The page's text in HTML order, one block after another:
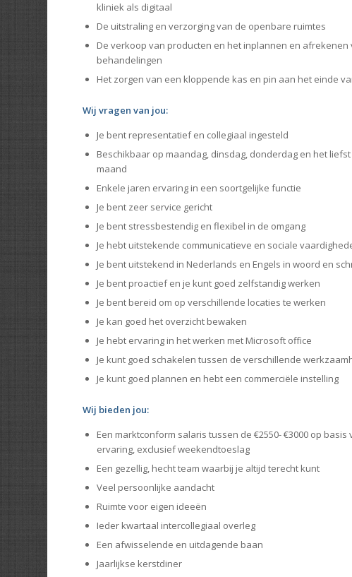
kliniek als digitaal
De uitstraling en verzorging van de openbare ruimtes
De verkoop van producten en het inplannen en afrekenen
behandelingen
Het zorgen van een kloppende kas en pin aan het einde
Wij vragen van jou:
Je bent representatief en collegiaal ingesteld
Beschikbaar op maandag, dinsdag, donderdag en het
maand
Enkele jaren ervaring in een soortgelijke functie
Je bent zeer service gericht
Je bent stressbestendig en flexibel in de omgang
Je hebt uitstekende communicatieve en sociale
Je bent uitstekend in Nederlands en Engels in woord en
Je bent proactief en je kunt goed zelfstandig werken
Je bent bereid om op verschillende locaties te werken
Je kan goed het overzicht bewaken
Je hebt ervaring in het werken met Microsoft office
Je kunt goed schakelen tussen de verschillende
Je kunt goed plannen en hebt een commerciële instelling
Wij bieden jou:
Een marktconform salaris tussen de €2550- €3000 op basis
ervaring, exclusief weekendtoeslag
Een gezellig, hecht team waarbij je altijd terecht kunt
Veel persoonlijke aandacht
Ruimte voor eigen ideeën
Ieder kwartaal intercollegiaal overleg
Een afwisselende en uitdagende baan
Jaarlijkse kerstdiner